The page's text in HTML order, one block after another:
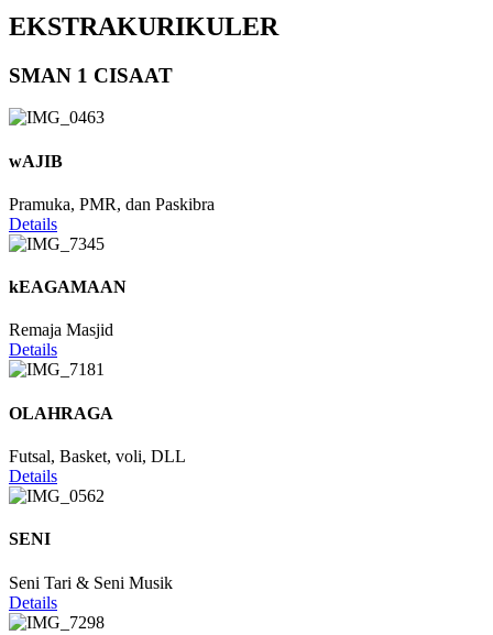
EKSTRAKURIKULER
SMAN 1 CISAAT
wAJIB
Pramuka, PMR, dan Paskibra
Details
kEAGAMAAN
Remaja Masjid
Details
OLAHRAGA
Futsal, Basket, voli, DLL
Details
SENI
Seni Tari & Seni Musik
Details